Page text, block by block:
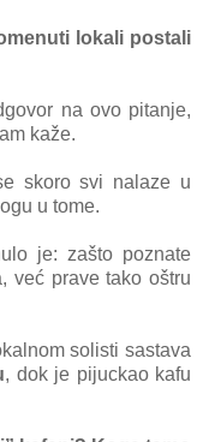
lokali postali
na ovo pitanje,
kaže.
skoro svi nalaze u
u tome.
je: zašto poznate
već prave tako oštru
solisti sastava
, dok je pijuckao kafu